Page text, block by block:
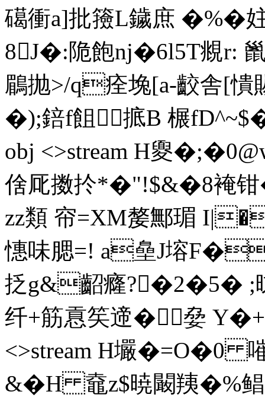
礍衝a]批籡L鐬庶
8J�:陒飽nj�6l5T覜r:
鶥抛>/q痊堍[a-齩舎[
�);錇f飷掋B 榐
obj <>stream H夓
倽厑擞扵*�"!$&�8裺
zz類 帘=XM嫠鄦瑂
憓味腮=! a皨J塎
抸g&齠癃?�2�5� ;
纤+筋慐笶遆�姭
<>stream H壧�=O�0
&�H 鼀z$暁闞羠�%鲳